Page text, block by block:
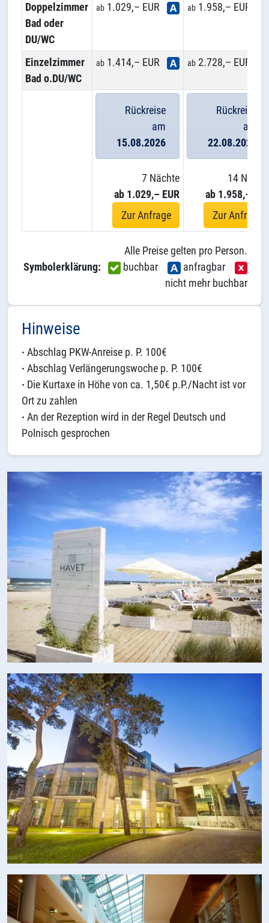
Doppelzimmer
Bad oder
DU/WC
ab1.029,– EUR ab1.958,– EUR
Einzelzimmer
Bad o.DU/WC
ab1.414,– EUR ab2.728,– EUR
Rückreise
am
15.08.2026
7 Nächte
ab 1.029,– EUR
Zur Anfrage
Rückreise
am
22.08.2026
14
ab 1.958,–
Zur Anfrage
Alle Preise gelten pro Person.
Symbolerklärung:
buchbar
anfragbar
nicht mehr buchbar
Hinweise
· Abschlag PKW-Anreise p. P. 100€
· Abschlag Verlängerungswoche p. P. 100€
· Die Kurtaxe in Höhe von ca. 1,50€ p.P./Nacht ist vor
Ort zu zahlen
· An der Rezeption wird in der Regel Deutsch und
Polnisch gesprochen